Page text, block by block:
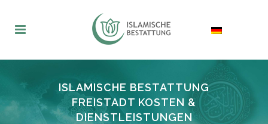
ISLAMISCHE BESTATTUNG
FREISTADT KOSTEN &
DIENSTLEISTUNGEN